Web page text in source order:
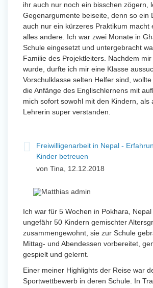
ihr auch nur noch ein bisschen zögern,
Gegenargumente beiseite, denn so ein
auch nur ein kürzeres Praktikum macht
alles andere. Ich war zwei Monate in
Schule eingesetzt und untergebracht
Familie des Projektleiters. Nachdem
wurde, durfte ich mir eine Klasse
Vorschulklasse selten Helfer sind,
die Anfänge des Englischlernens mit
mich sofort sowohl mit den Kindern, als
Lehrerin super verstanden.
Freiwilligenarbeit in Nepal -
Kinder betreuen
von Tina, 12.12.2018
Ich war für 5 Wochen in Pokhara,
ungefähr 50 Kindern gemischter
zusammengewohnt, sie zur Schule
Mittag- und Abendessen vorbereitet,
gespielt und gelernt.
Einer meiner Highlights der Reise war
Sportwettbewerb in deren Schule. In